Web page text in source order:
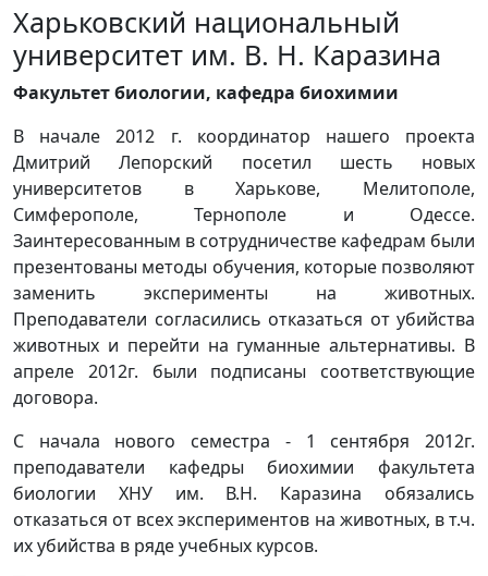
Харьковский национальный
университет им. B. H. Каразина
Факультет биологии, кафедра биохимии
В начале 2012 г. координатор нашего проекта
Дмитрий Лепорский посетил шесть новых
университетов в Харькове, Мелитополе,
Симферополе, Тернополе и Одессе.
Заинтересованным в сотрудничестве кафедрам были
презентованы методы обучения, которые позволяют
заменить эксперименты на животных.
Преподаватели согласились отказаться от убийства
животных и перейти на гуманные альтернативы. В
апреле 2012г. были подписаны соответствующие
договора.
С начала нового семестра - 1 сентября 2012г.
преподаватели кафедры биохимии факультета
биологии ХНУ им. В.Н. Каразина обязались
отказаться от всех экспериментов на животных, в т.ч.
их убийства в ряде учебных курсов.